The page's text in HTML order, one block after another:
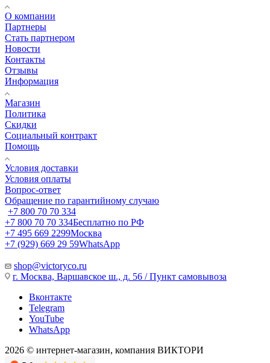
О компании
Партнеры
Стать партнером
Новости
Контакты
Отзывы
Информация
Магазин
Политика
Скидки
Социальный контракт
Помощь
Условия доставки
Условия оплаты
Вопрос-ответ
Обращение по гарантийному случаю
+7 800 70 70 334
+7 800 70 70 334Бесплатно по РФ
+7 495 669 2299Москва
+7 (929) 669 29 59WhatsApp
shop@victoryco.ru
г. Москва, Варшавское ш., д. 56 / Пункт самовывоза
Вконтакте
Telegram
YouTube
WhatsApp
2026 © интернет-магазин, компания ВИКТОРИ